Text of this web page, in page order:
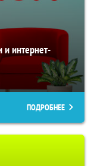
интернет-
ПОДРОБНЕЕ